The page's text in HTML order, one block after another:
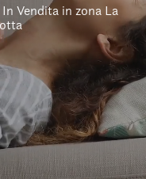
Vendita in zona La